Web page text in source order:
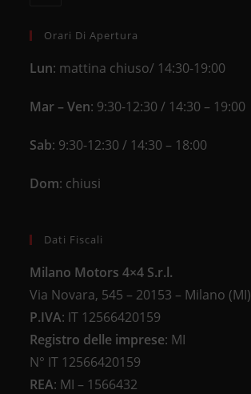
Orari Di Apertura
Lun: mattina chiuso/ 14:30-19:00
Mar – Ven: 9:30-12:30 / 14:30 – 19:00
Sab: 9:30-12:30 / 14:30 – 18:00
Dom: chiusi
Dati Fiscali
Milano Motors 4×4 S.r.l.
Via Novara, 545 – 20153 – Milano (MI)
P.IVA: IT 12566420159
Registro delle imprese: MI
N° IT 12566420159
REA: MI – 1566432